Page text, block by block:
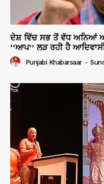
ਦੇਸ਼ ਵਿੱਚ ਸਭ ਤੋਂ ਵੱਧ ਅਨਿਆਂ
‘‘ਆਪ’’ ਲੜ ਰਹੀ ਹੈ
Punjabi Khabarsaar -